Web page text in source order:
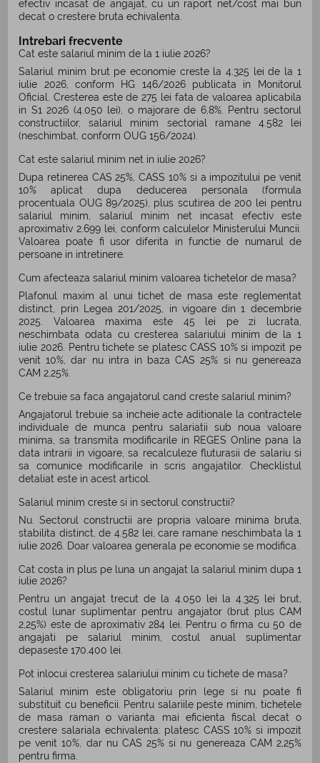
efectiv incasat de angajat, cu un raport net/cost mai bun
decat o crestere bruta echivalenta.
Intrebari frecvente
Cat este salariul minim de la 1 iulie 2026?
Salariul minim brut pe economie creste la 4.325 lei de la 1
iulie 2026, conform HG 146/2026 publicata in Monitorul
Oficial. Cresterea este de 275 lei fata de valoarea aplicabila
in S1 2026 (4.050 lei), o majorare de 6,8%. Pentru sectorul
constructiilor, salariul minim sectorial ramane 4.582 lei
(neschimbat, conform OUG 156/2024).
Cat este salariul minim net in iulie 2026?
Dupa retinerea CAS 25%, CASS 10% si a impozitului pe venit
10% aplicat dupa deducerea personala (formula
procentuala OUG 89/2025), plus scutirea de 200 lei pentru
salariul minim, salariul minim net incasat efectiv este
aproximativ 2.699 lei, conform calculelor Ministerului Muncii.
Valoarea poate fi usor diferita in functie de numarul de
persoane in intretinere.
Cum afecteaza salariul minim valoarea tichetelor de masa?
Plafonul maxim al unui tichet de masa este reglementat
distinct, prin Legea 201/2025, in vigoare din 1 decembrie
2025. Valoarea maxima este 45 lei pe zi lucrata,
neschimbata odata cu cresterea salariului minim de la 1
iulie 2026. Pentru tichete se platesc CASS 10% si impozit pe
venit 10%, dar nu intra in baza CAS 25% si nu genereaza
CAM 2,25%.
Ce trebuie sa faca angajatorul cand creste salariul minim?
Angajatorul trebuie sa incheie acte aditionale la contractele
individuale de munca pentru salariatii sub noua valoare
minima, sa transmita modificarile in REGES Online pana la
data intrarii in vigoare, sa recalculeze fluturasii de salariu si
sa comunice modificarile in scris angajatilor. Checklistul
detaliat este in acest articol.
Salariul minim creste si in sectorul constructii?
Nu. Sectorul constructii are propria valoare minima bruta,
stabilita distinct, de 4.582 lei, care ramane neschimbata la 1
iulie 2026. Doar valoarea generala pe economie se modifica.
Cat costa in plus pe luna un angajat la salariul minim dupa 1
iulie 2026?
Pentru un angajat trecut de la 4.050 lei la 4.325 lei brut,
costul lunar suplimentar pentru angajator (brut plus CAM
2,25%) este de aproximativ 284 lei. Pentru o firma cu 50 de
angajati pe salariul minim, costul anual suplimentar
depaseste 170.400 lei.
Pot inlocui cresterea salariului minim cu tichete de masa?
Salariul minim este obligatoriu prin lege si nu poate fi
substituit cu beneficii. Pentru salariile peste minim, tichetele
de masa raman o varianta mai eficienta fiscal decat o
crestere salariala echivalenta: platesc CASS 10% si impozit
pe venit 10%, dar nu CAS 25% si nu genereaza CAM 2,25%
pentru firma.